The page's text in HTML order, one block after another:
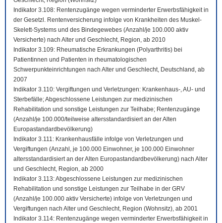
Indikator 3.108: Rentenzugänge wegen verminderter Erwerbsfähigkeit in
der Gesetzl. Rentenversicherung infolge von Krankheiten des Muskel-
Skelett-Systems und des Bindegewebes (Anzahl/je 100.000 aktiv
Versicherte) nach Alter und Geschlecht, Region, ab 2010
Indikator 3.109: Rheumatische Erkrankungen (Polyarthritis) bei
Patientinnen und Patienten in rheumatologischen
Schwerpunkteinrichtungen nach Alter und Geschlecht, Deutschland, ab
2007
Indikator 3.110: Vergiftungen und Verletzungen: Krankenhaus-, AU- und
Sterbefälle; Abgeschlossene Leistungen zur medizinischen
Rehabilitation und sonstige Leistungen zur Teilhabe; Rentenzugänge
(Anzahl/je 100.000/teilweise altersstandardisiert an der Alten
Europastandardbevölkerung)
Indikator 3.111: Krankenhausfälle infolge von Verletzungen und
Vergiftungen (Anzahl, je 100.000 Einwohner, je 100.000 Einwohner
altersstandardisiert an der Alten Europastandardbevölkerung) nach Alter
und Geschlecht, Region, ab 2000
Indikator 3.113: Abgeschlossene Leistungen zur medizinischen
Rehabilitation und sonstige Leistungen zur Teilhabe in der GRV
(Anzahl/je 100.000 aktiv Versicherte) infolge von Verletzungen und
Vergiftungen nach Alter und Geschlecht, Region (Wohnsitz), ab 2001
Indikator 3.114: Rentenzugänge wegen verminderter Erwerbsfähigkeit in